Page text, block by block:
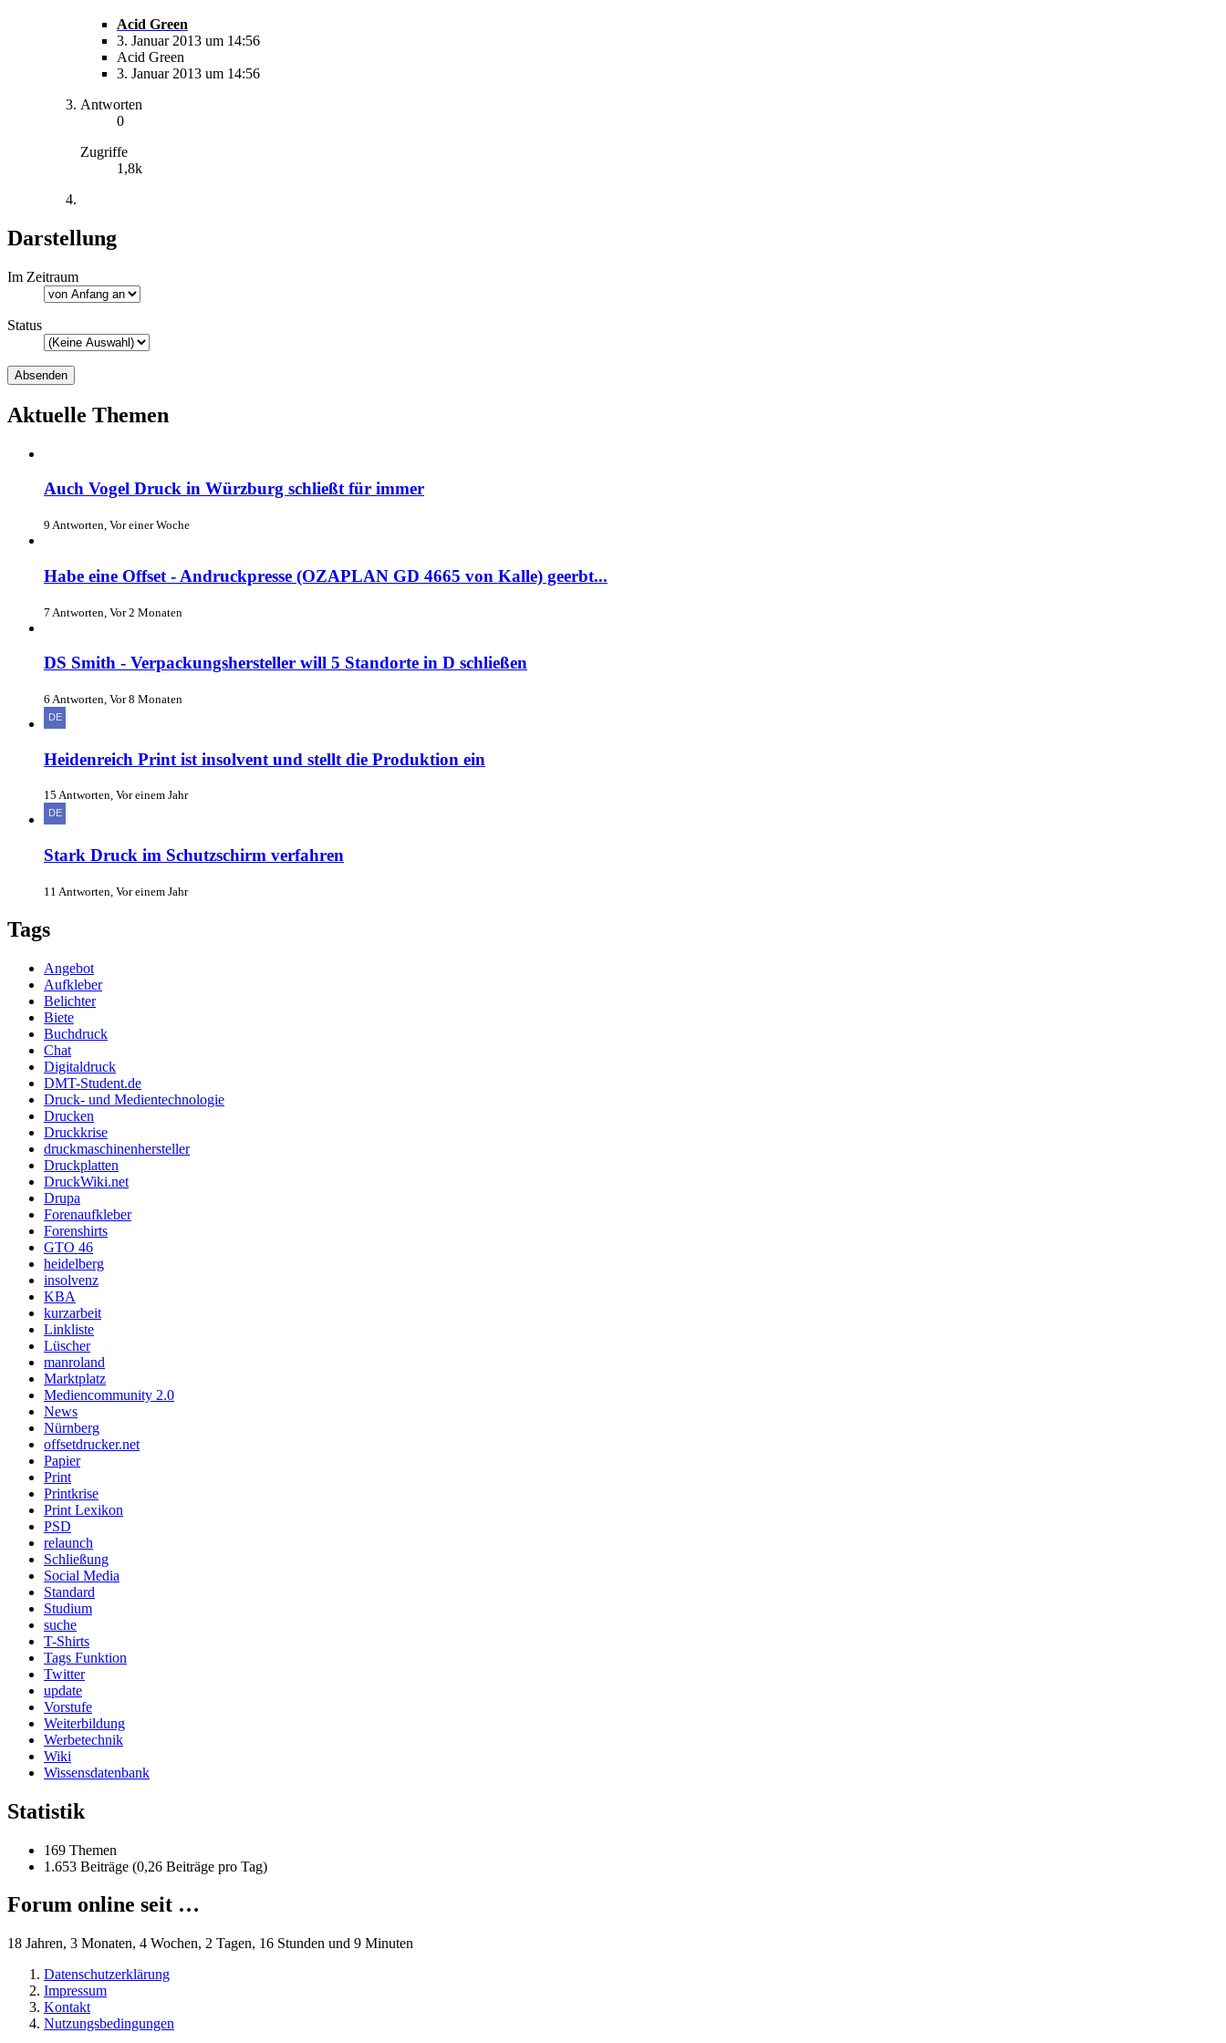
Acid Green
3. Januar 2013 um 14:56
Acid Green
3. Januar 2013 um 14:56
Antworten
0
Zugriffe
1,8k
Darstellung
Im Zeitraum
Status
Aktuelle Themen
Auch Vogel Druck in Würzburg schließt für immer
9 Antworten, Vor einer Woche
Habe eine Offset - Andruckpresse (OZAPLAN GD 4665 von Kalle) geerbt...
7 Antworten, Vor 2 Monaten
DS Smith - Verpackungshersteller will 5 Standorte in D schließen
6 Antworten, Vor 8 Monaten
Heidenreich Print ist insolvent und stellt die Produktion ein
15 Antworten, Vor einem Jahr
Stark Druck im Schutzschirm verfahren
11 Antworten, Vor einem Jahr
Tags
Angebot
Aufkleber
Belichter
Biete
Buchdruck
Chat
Digitaldruck
DMT-Student.de
Druck- und Medientechnologie
Drucken
Druckkrise
druckmaschinenhersteller
Druckplatten
DruckWiki.net
Drupa
Forenaufkleber
Forenshirts
GTO 46
heidelberg
insolvenz
KBA
kurzarbeit
Linkliste
Lüscher
manroland
Marktplatz
Mediencommunity 2.0
News
Nürnberg
offsetdrucker.net
Papier
Print
Printkrise
Print Lexikon
PSD
relaunch
Schließung
Social Media
Standard
Studium
suche
T-Shirts
Tags Funktion
Twitter
update
Vorstufe
Weiterbildung
Werbetechnik
Wiki
Wissensdatenbank
Statistik
169 Themen
1.653 Beiträge (0,26 Beiträge pro Tag)
Forum online seit …
18 Jahren, 3 Monaten, 4 Wochen, 2 Tagen, 16 Stunden und 9 Minuten
Datenschutzerklärung
Impressum
Kontakt
Nutzungsbedingungen